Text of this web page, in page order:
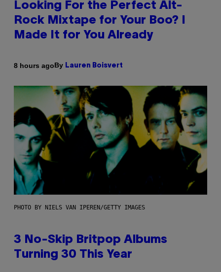
Looking For the Perfect Alt-
Rock Mixtape for Your Boo? I
Made It for You Already
8 hours agoBy Lauren Boisvert
PHOTO BY NIELS VAN IPEREN/GETTY IMAGES
3 No-Skip Britpop Albums
Turning 30 This Year